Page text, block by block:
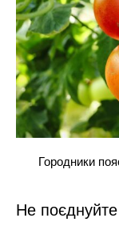
Городники
Не